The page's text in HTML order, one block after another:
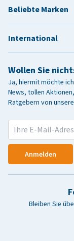
Wollen Sie
Ja, hiermit möchte
News, tollen
Ratgebern von
Anmelden
Bleiben Sie
Beliebte Marken
International